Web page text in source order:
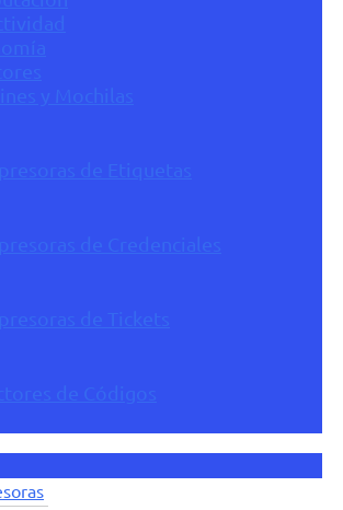
y Mochilas
de Etiquetas
de Credenciales
de Tickets
de Códigos